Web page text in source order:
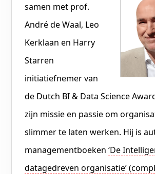
samen met prof.
André de Waal, Leo
Kerklaan en Harry
Starren
initiatiefnemer van
de Dutch BI & Data Science
zijn missie en passie om
slimmer te laten werken. Hij is
managementboeken‘De
datagedreven organisatie’